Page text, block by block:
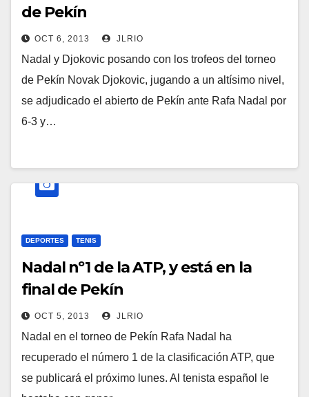
de Pekín
OCT 6, 2013 JLRIO
Nadal y Djokovic posando con los trofeos del torneo
de Pekín Novak Djokovic, jugando a un altísimo nivel,
se adjudicado el abierto de Pekín ante Rafa Nadal por
6-3 y…
DEPORTES TENIS
Nadal nº1 de la ATP, y está en la
final de Pekín
OCT 5, 2013 JLRIO
Nadal en el torneo de Pekín Rafa Nadal ha
recuperado el número 1 de la clasificación ATP, que
se publicará el próximo lunes. Al tenista español le